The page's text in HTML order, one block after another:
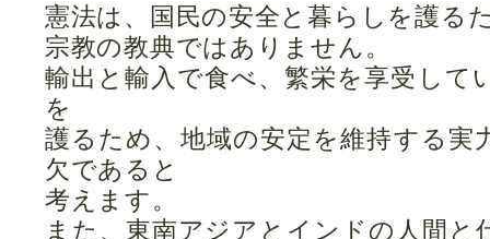
憲法は、国民の安全と暮らしを護る
宗教の教典ではありません。
輸出と輸入で食べ、繁栄を享受して
を
護るため、地域の安定を維持する実
欠であると
考えます。
また、東南アジアとインドの人間と